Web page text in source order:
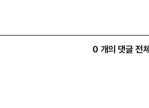
0 개의 댓글 전